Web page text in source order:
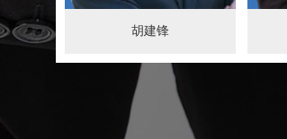
胡建锋